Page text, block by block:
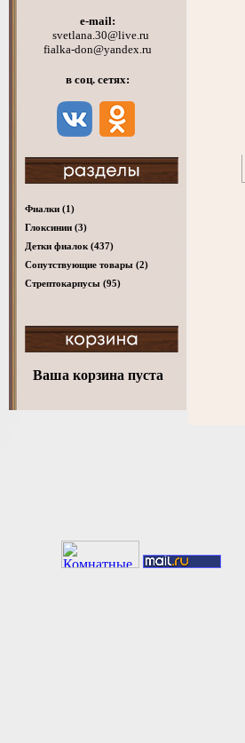
e-mail:
svetlana.30@live.ru
fialka-don@yandex.ru
в соц. сетях:
Фиалки (1)
Глоксинии (3)
Детки фиалок (437)
Cопутствующие товары (2)
Стрептокарпусы (95)
Ваша корзина пуста